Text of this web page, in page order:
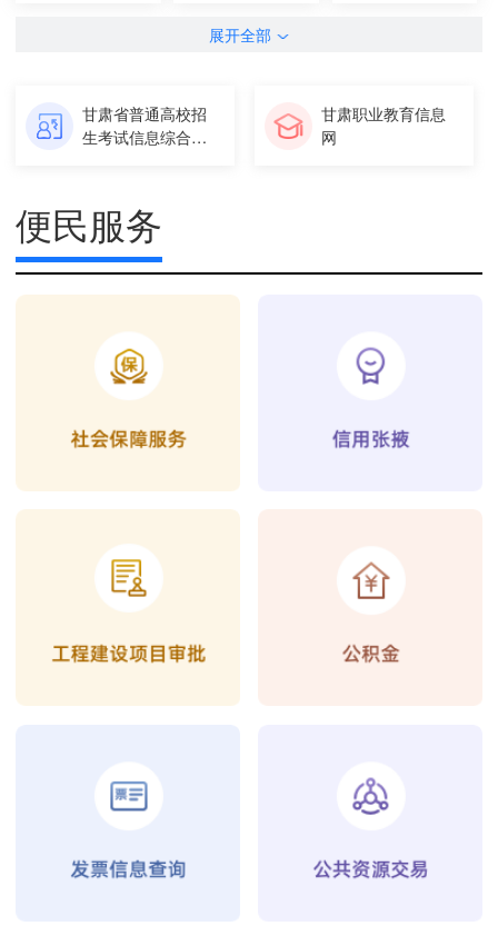
展开全部
甘肃省普通高校招
生考试信息综合查
甘肃职业教育信息
网
便民服务